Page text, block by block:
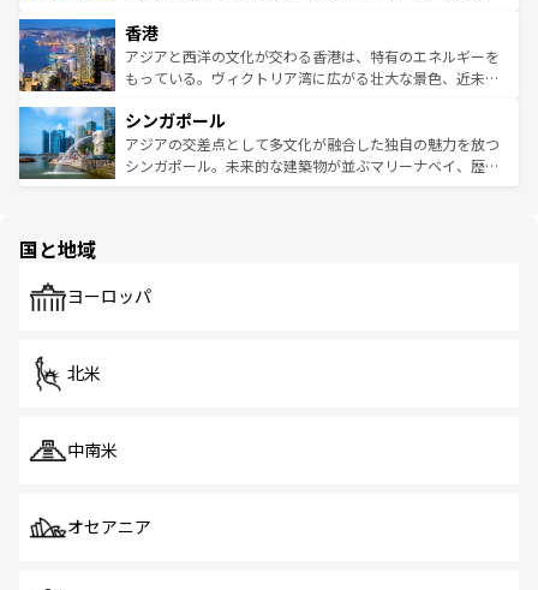
とつ。フォーやバインミー、ベトナムコーヒーなどは、ぜ
ひ現地で味わいたい。どの地域を訪れてもあたたかい人々
が旅行者を迎えてくれるので、きっと忘れられない旅にな
参照してほしい。
の活気が交差している。北部ではチェンマイなどの山岳地
帯で自然と触れ合い、南部ではプーケットやクラビの美し
いビーチでリゾート気分を楽しむことができる。タイ料理
激する。気候は一年中温暖で、どの季節にも異なる楽しみ
が待っている。親しみやすいタイの人々、仏教を中心とし
た文化、そして多様な観光資源が、訪れる旅人を魅了し続
香港
アジアと西洋の文化が交わる香港は、特有のエネルギーを
もっている。ヴィクトリア湾に広がる壮大な景色、近未来
み、どこを訪れても感動するはず。観光スポットが密集し
ており、効率よく見どころを回れるのも魅力。息をのむよ
うな絶景から文化的な体験まで、香港を存分に楽しみ尽く
シンガポール
アジアの交差点として多文化が融合した独自の魅力を放つ
シンガポール。未来的な建築物が並ぶマリーナベイ、歴史
で、ホーカーズは地元の風情を楽しめる外せないスポット
国と地域
ヨーロッパ
北米
中南米
オセアニア